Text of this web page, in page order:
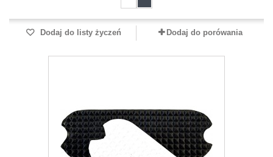
Dodaj do listy życzeń Dodaj do porówania